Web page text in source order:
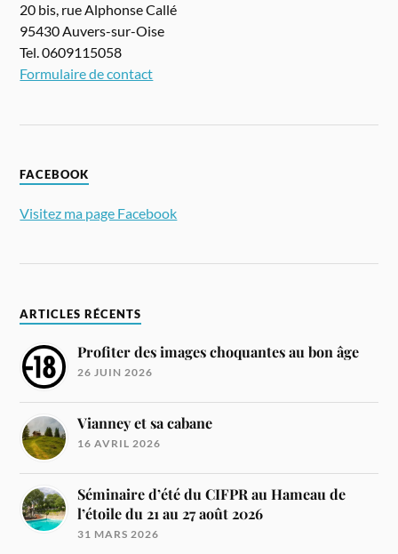
20 bis, rue Alphonse Callé
95430 Auvers-sur-Oise
Tel. 0609115058
Formulaire de contact
FACEBOOK
Visitez ma page Facebook
ARTICLES RÉCENTS
Profiter des images choquantes au bon âge
26 JUIN 2026
Vianney et sa cabane
16 AVRIL 2026
Séminaire d’été du CIFPR au Hameau de
l’étoile du 21 au 27 août 2026
31 MARS 2026